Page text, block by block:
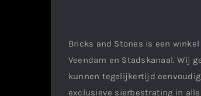
Bricks and Stones is een
Veendam en Stadskanaal. Wij
kunnen tegelijkertijd
exclusieve sierbestrating in